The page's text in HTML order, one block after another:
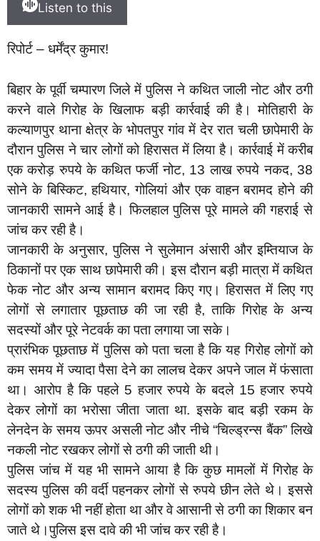
Listen to this
रिपोर्ट – धर्मेंद्र कुमार!
बिहार के पूर्वी चम्पारण जिले में पुलिस ने कथित जाली नोट और ठगी
करने वाले गिरोह के खिलाफ बड़ी कार्रवाई की है। मोतिहारी के
कल्याणपुर थाना क्षेत्र के भोपतपुर गांव में देर रात चली छापेमारी के
दौरान पुलिस ने चार लोगों को हिरासत में लिया है। कार्रवाई में करीब
एक करोड़ रुपये के कथित फर्जी नोट, 13 लाख रुपये नकद, 38
सोने के बिस्किट, हथियार, गोलियां और एक वाहन बरामद होने की
जानकारी सामने आई है। फिलहाल पुलिस पूरे मामले की गहराई से
जांच कर रही है।
जानकारी के अनुसार, पुलिस ने सुलेमान अंसारी और इम्तियाज के
ठिकानों पर एक साथ छापेमारी की। इस दौरान बड़ी मात्रा में कथित
फेक नोट और अन्य सामान बरामद किए गए। हिरासत में लिए गए
लोगों से लगातार पूछताछ की जा रही है, ताकि गिरोह के अन्य
सदस्यों और पूरे नेटवर्क का पता लगाया जा सके।
प्रारंभिक पूछताछ में पुलिस को पता चला है कि यह गिरोह लोगों को
कम समय में ज्यादा पैसा देने का लालच देकर अपने जाल में फंसाता
था। आरोप है कि पहले 5 हजार रुपये के बदले 15 हजार रुपये
देकर लोगों का भरोसा जीता जाता था. इसके बाद बड़ी रकम के
लेनदेन के समय ऊपर असली नोट और नीचे “चिल्ड्रन्स बैंक” लिखे
नकली नोट रखकर लोगों से ठगी की जाती थी।
पुलिस जांच में यह भी सामने आया है कि कुछ मामलों में गिरोह के
सदस्य पुलिस की वर्दी पहनकर लोगों से रुपये छीन लेते थे। इससे
लोगों को शक भी नहीं होता था और वे आसानी से ठगी का शिकार बन
जाते थे।पुलिस इस दावे की भी जांच कर रही है।